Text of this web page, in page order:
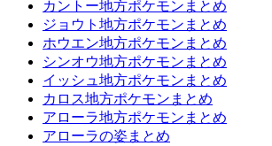
カントー地方ポケモンまとめ
ジョウト地方ポケモンまとめ
ホウエン地方ポケモンまとめ
シンオウ地方ポケモンまとめ
イッシュ地方ポケモンまとめ
カロス地方ポケモンまとめ
アローラ地方ポケモンまとめ
アローラの姿まとめ